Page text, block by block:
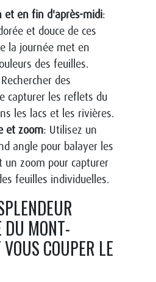
et en fin d'après-midi:
et douce de ces
la journée met en
des feuilles.
des
capturer les reflets du
les lacs et les rivières.
et zoom: Utilisez un
angle pour balayer les
un zoom pour capturer
feuilles individuelles.
MONT-
COUPER LE